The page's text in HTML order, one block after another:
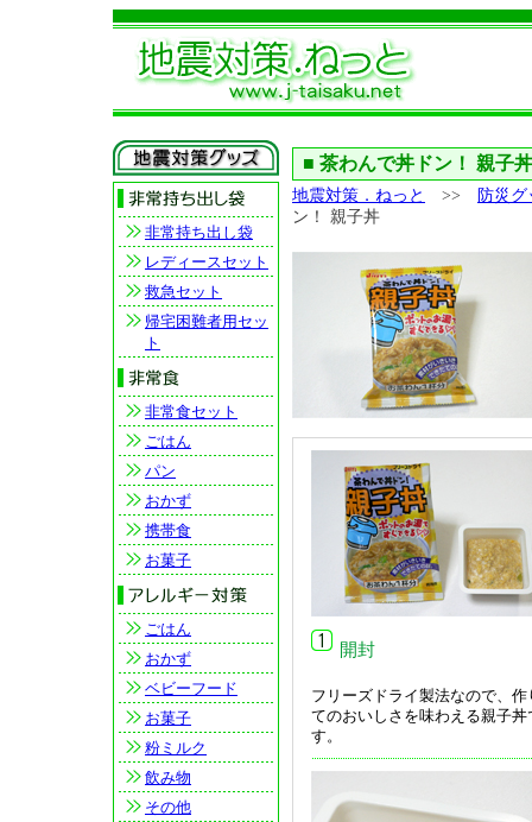
非常持ち出し袋
レディースセット
救急セット
帰宅困難者用セッ
ト
非常食セット
ごはん
パン
おかず
携帯食
お菓子
ごはん
おかず
ベビーフード
お菓子
粉ミルク
飲み物
その他
■ 茶わんで丼ドン！ 親子丼
地震対策．ねっと >>
防災
ン！ 親子丼
開封
フリーズドライ製法なので、作
てのおいしさを味わえる親子丼
す。